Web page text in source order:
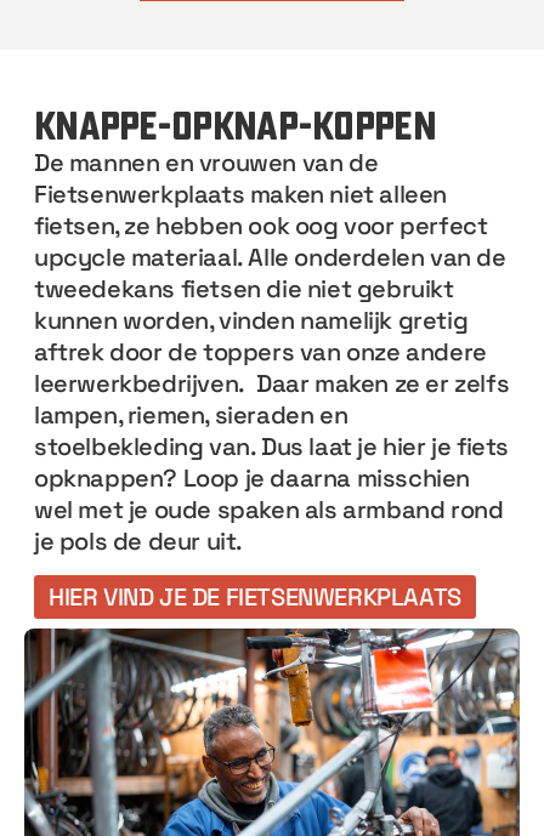
knappe-opknap-koppen
De mannen en vrouwen van de
Fietsenwerkplaats maken niet alleen
fietsen, ze hebben ook oog voor perfect
upcycle materiaal. Alle onderdelen van de
tweedekans fietsen die niet gebruikt
kunnen worden, vinden namelijk gretig
aftrek door de toppers van onze andere
leerwerkbedrijven. Daar maken ze er zelfs
lampen, riemen, sieraden en
stoelbekleding van. Dus laat je hier je fiets
opknappen? Loop je daarna misschien
wel met je oude spaken als armband rond
je pols de deur uit.
HIER VIND JE DE FIETSENWERKPLAATS